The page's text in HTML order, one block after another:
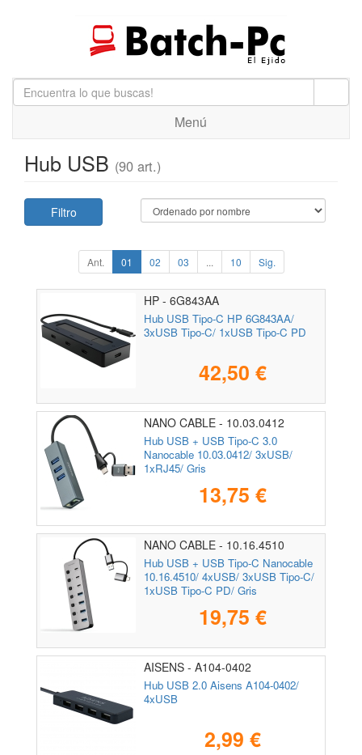
Menú
Hub USB (90 art.)
Filtro
Ant. 01 02 03 ... 10 Sig.
HP - 6G843AA
Hub USB Tipo-C HP 6G843AA/
3xUSB Tipo-C/ 1xUSB Tipo-C PD
42,50 €
NANO CABLE - 10.03.0412
Hub USB + USB Tipo-C 3.0
Nanocable 10.03.0412/ 3xUSB/
1xRJ45/ Gris
13,75 €
NANO CABLE - 10.16.4510
Hub USB + USB Tipo-C Nanocable
10.16.4510/ 4xUSB/ 3xUSB Tipo-C/
1xUSB Tipo-C PD/ Gris
19,75 €
AISENS - A104-0402
Hub USB 2.0 Aisens A104-0402/
4xUSB
2,99 €